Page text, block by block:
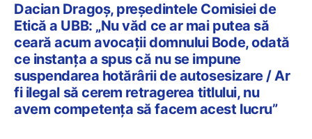
Dacian Dragoș, președintele Comisiei de
Etică a UBB: „Nu văd ce ar mai putea să
ceară acum avocații domnului Bode, odată
ce instanța a spus că nu se impune
suspendarea hotărârii de autosesizare / Ar
fi ilegal să cerem retragerea titlului, nu
avem competența să facem acest lucru”